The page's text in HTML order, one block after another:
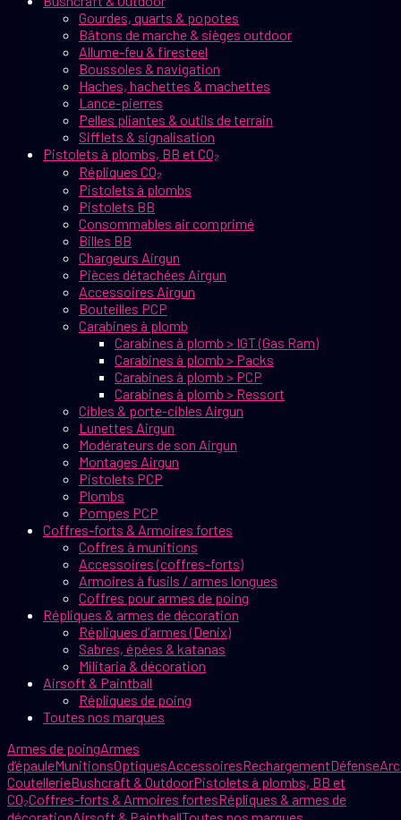
Gourdes, quarts & popotes
Bâtons de marche & sièges outdoor
Allume-feu & firesteel
Boussoles & navigation
Haches, hachettes & machettes
Lance-pierres
Pelles pliantes & outils de terrain
Sifflets & signalisation
Pistolets à plombs, BB et CO₂
Répliques CO₂
Pistolets à plombs
Pistolets BB
Consommables air comprimé
Billes BB
Chargeurs Airgun
Pièces détachées Airgun
Accessoires Airgun
Bouteilles PCP
Carabines à plomb
Carabines à plomb > IGT (Gas Ram)
Carabines à plomb > Packs
Carabines à plomb > PCP
Carabines à plomb > Ressort
Cibles & porte-cibles Airgun
Lunettes Airgun
Modérateurs de son Airgun
Montages Airgun
Pistolets PCP
Plombs
Pompes PCP
Coffres-forts & Armoires fortes
Coffres à munitions
Accessoires (coffres-forts)
Armoires à fusils / armes longues
Coffres pour armes de poing
Répliques & armes de décoration
Répliques d’armes (Denix)
Sabres, épées & katanas
Militaria & décoration
Airsoft & Paintball
Répliques de poing
Toutes nos marques
Armes de poingArmes
d’épauleMunitionsOptiquesAccessoiresRechargementDéfense
CoutellerieBushcraft & OutdoorPistolets à plombs, BB et
CO₂Coffres-forts & Armoires fortesRépliques & armes de